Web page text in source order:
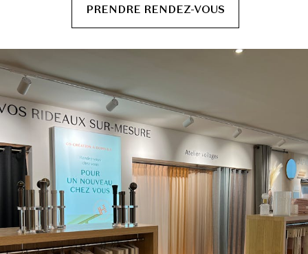
PRENDRE RENDEZ-VOUS